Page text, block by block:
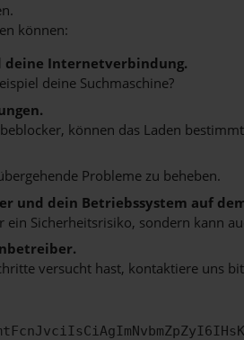
können:
deine Internetverbindung.
deine Suchmaschine?
können das Laden
Probleme zu beheben.
und dein Betriebssystem auf
Sicherheitsrisiko, sondern kann
versucht hast, kontaktiere uns